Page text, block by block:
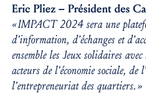
Eric Pliez – Président des
« IMPACT 2024 sera une
d’information, d’échanges et
ensemble les Jeux solidaires
acteurs de l’économie sociale, de
l’entrepreneuriat des quartiers. »